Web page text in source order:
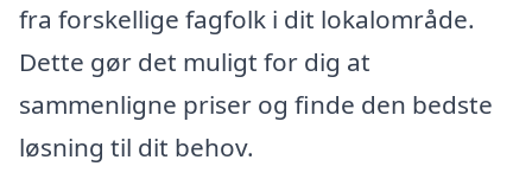
fra forskellige fagfolk i dit lokalområde.
Dette gør det muligt for dig at
sammenligne priser og finde den bedste
løsning til dit behov.